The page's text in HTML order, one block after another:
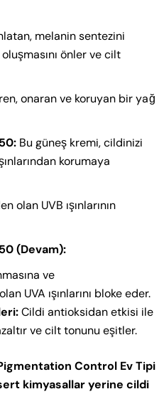
melanin sentezini
önler ve cilt
onaran ve koruyan bir yağ
Bu güneş kremi, cildinizi
korumaya
olan UVB ışınlarının
(Devam):
ve
UVA ışınlarını bloke eder.
Cildi antioksidan etkisi ile
ve cilt tonunu eşitler.
Control Ev Tipi
kimyasallar yerine cildi